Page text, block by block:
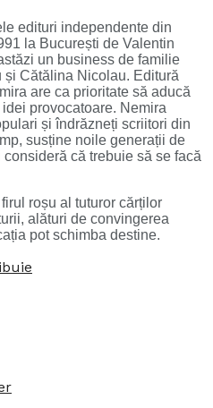
edituri independente din
la București de Valentin
un business de familie
Cătălina Nicolau. Editură
are ca prioritate să aducă
provocatoare. Nemira
și îndrăzneți scriitori din
susține noile generații de
că trebuie să se facă
roșu al tuturor cărților
alături de convingerea
pot schimba destine.